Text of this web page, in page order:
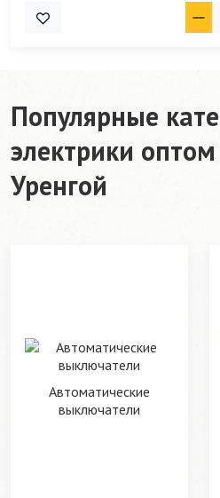
Популярные
электрики
Уренгой
Автоматические
выключатели